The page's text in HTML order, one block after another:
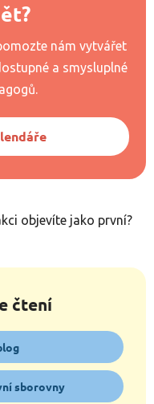
nám vytvářet
a smysluplné
objevíte jako první?
čtení
sborovny